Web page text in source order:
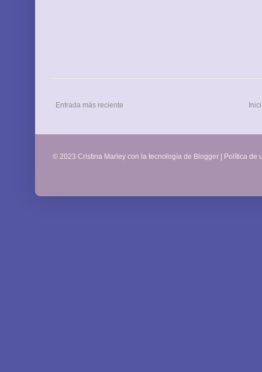
Entrada más reciente
© 2023 Cristina Marley con la tecnología de Blogger | Política de